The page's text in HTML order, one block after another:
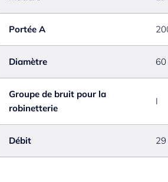
Portée A
Diamètre 60
Groupe de bruit pour la
robinetterie
I
Débit 29